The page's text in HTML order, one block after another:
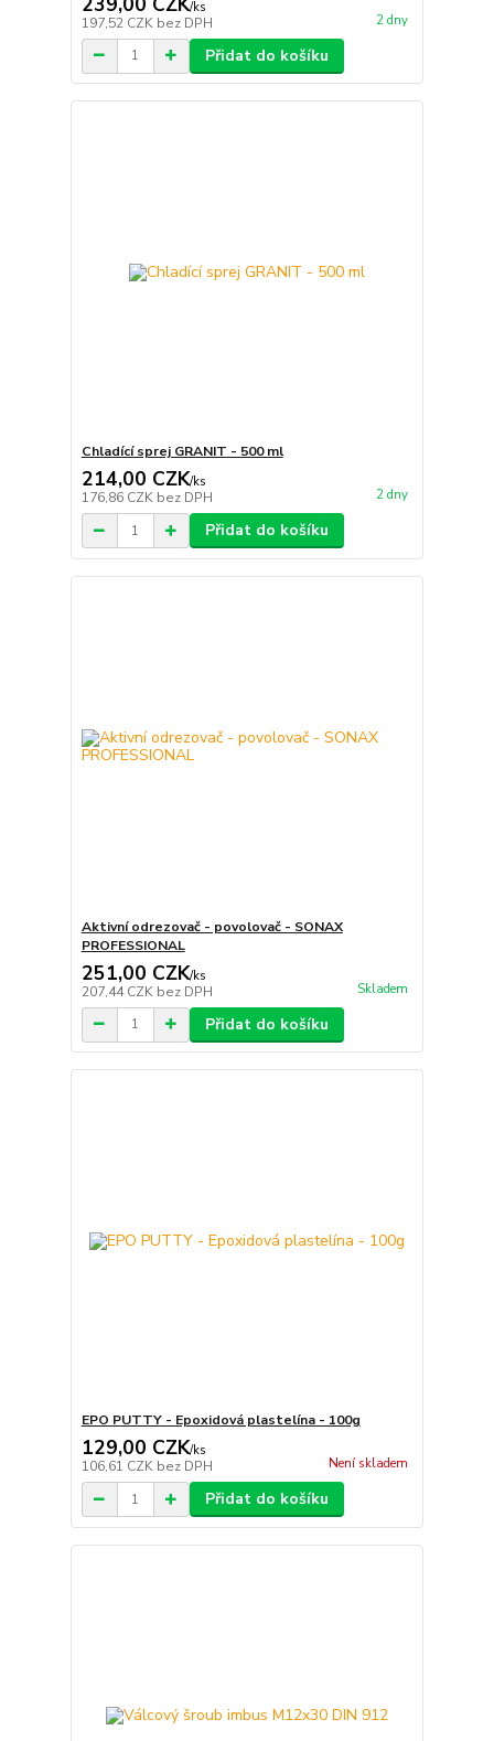
/ks
197,52 CZK bez DPH 2 dny
Přidat do košíku
Chladící sprej GRANIT - 500 ml
214,00 CZK/ks
176,86 CZK bez DPH 2 dny
Přidat do košíku
Aktivní odrezovač - povolovač - SONAX
PROFESSIONAL
251,00 CZK/ks
207,44 CZK bez DPH Skladem
Přidat do košíku
EPO PUTTY - Epoxidová plastelína - 100g
129,00 CZK/ks
106,61 CZK bez DPH Není skladem
Přidat do košíku